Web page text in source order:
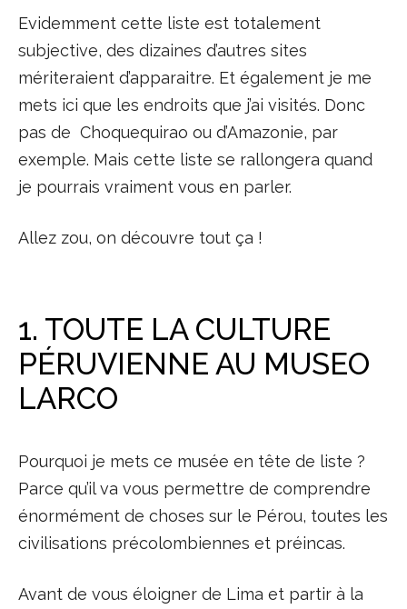
Evidemment cette liste est totalement
subjective, des dizaines d’autres sites
mériteraient d’apparaitre. Et également je me
mets ici que les endroits que j’ai visités. Donc
pas de Choquequirao ou d’Amazonie, par
exemple. Mais cette liste se rallongera quand
je pourrais vraiment vous en parler.
Allez zou, on découvre tout ça !
1. TOUTE LA CULTURE
PÉRUVIENNE AU MUSEO
LARCO
Pourquoi je mets ce musée en tête de liste ?
Parce qu’il va vous permettre de comprendre
énormément de choses sur le Pérou, toutes les
civilisations précolombiennes et préincas.
Avant de vous éloigner de Lima et partir à la